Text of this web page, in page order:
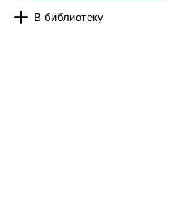
В библиотеку